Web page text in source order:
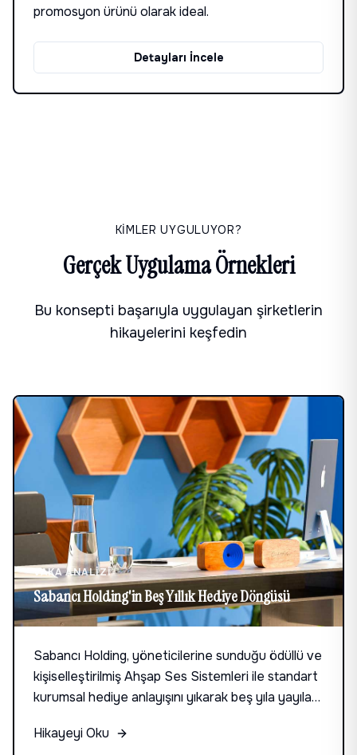
promosyon ürünü olarak ideal.
Detayları İncele
KİMLER UYGULUYOR?
Gerçek Uygulama Örnekleri
Bu konsepti başarıyla uygulayan şirketlerin
hikayelerini keşfedin
VAKA ANALIZI
Sabancı Holding'in Beş Yıllık Hediye Döngüsü
Sabancı Holding, yöneticilerine sunduğu ödüllü ve
kişiselleştirilmiş Ahşap Ses Sistemleri ile standart
kurumsal hediye anlayışını yıkarak beş yıla yayılan
Hikayeyi Oku